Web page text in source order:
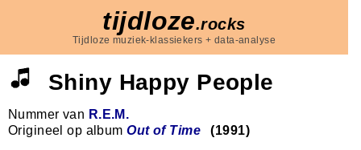
tijdloze.rocks
Tijdloze muziek-klassiekers + data-analyse
Shiny Happy People
Nummer van R.E.M.
Origineel op albumOut of Time (1991)